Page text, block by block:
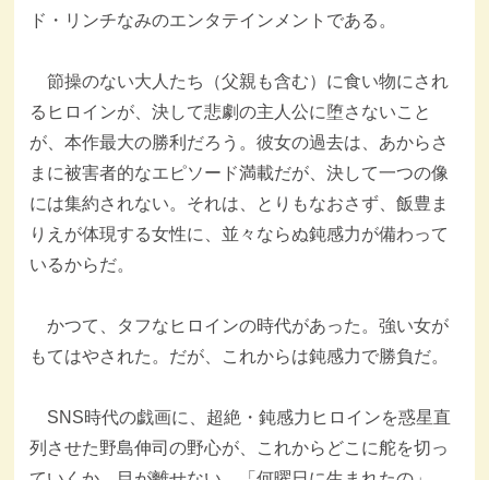
ド・リンチなみのエンタテインメントである。
節操のない大人たち（父親も含む）に食い物にされ
るヒロインが、決して悲劇の主人公に堕さないこと
が、本作最大の勝利だろう。彼女の過去は、あからさ
まに被害者的なエピソード満載だが、決して一つの像
には集約されない。それは、とりもなおさず、飯豊ま
りえが体現する女性に、並々ならぬ鈍感力が備わって
いるからだ。
かつて、タフなヒロインの時代があった。強い女が
もてはやされた。だが、これからは鈍感力で勝負だ。
SNS時代の戯画に、超絶・鈍感力ヒロインを惑星直
列させた野島伸司の野心が、これからどこに舵を切っ